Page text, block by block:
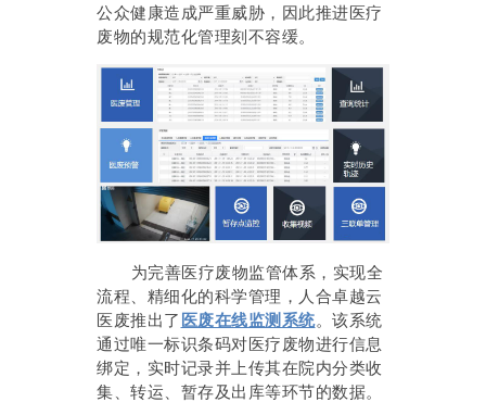
公众健康造成严重威胁，因此推进医疗
废物的规范化管理刻不容缓。
为完善医疗废物监管体系，实现全
流程、精细化的科学管理，人合卓越云
医废推出了 医废在线监测系统。该系统
通过唯一标识条码对医疗废物进行信息
绑定，实时记录并上传其在院内分类收
集、转运、暂存及出库等环节的数据。